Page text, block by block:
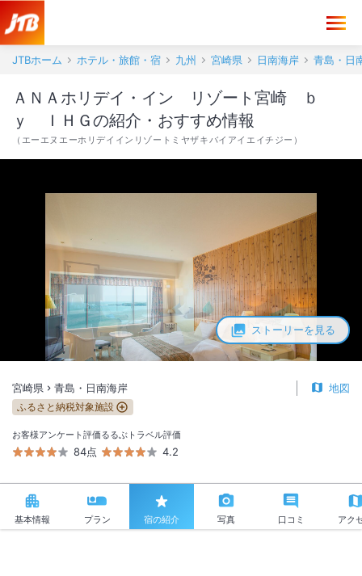
JTBホーム ホテル・旅館・宿 九州 宮崎県 日南海岸 青島・日
ストーリーを見る
ＡＮＡホリデイ・イン リゾート宮崎 ｂ
ｙ ＩＨＧの紹介・おすすめ情報
（ エーエヌエーホリデイインリゾートミヤザキバイアイエイチジー ）
宮崎県 青島・日南海岸 地図
ふるさと納税対象施設
お客様アンケート評価
84点
るるぶトラベル評価
4.2
基本情報 プラン 宿の紹介 写真 口コミ アク